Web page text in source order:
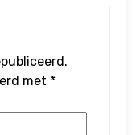
met *